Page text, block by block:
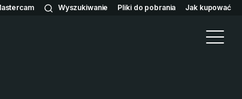
Wyszukiwanie Pliki do pobrania Jak kupować